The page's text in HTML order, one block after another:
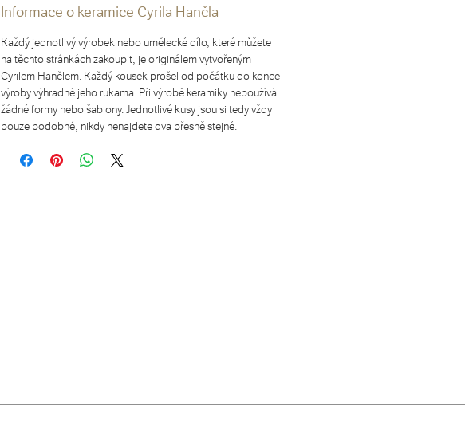
Informace o keramice Cyrila Hančla
Každý jednotlivý výrobek nebo umělecké dílo, které můžete
na těchto stránkách zakoupit, je originálem vytvořeným
Cyrilem Hančlem. Každý kousek prošel od počátku do konce
výroby výhradně jeho rukama. Při výrobě keramiky nepoužívá
žádné formy nebo šablony. Jednotlivé kusy jsou si tedy vždy
pouze podobné, nikdy nenajdete dva přesně stejné.